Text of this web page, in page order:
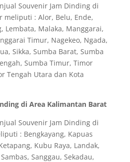
Souvenir Jam Dinding di
meliputi : Alor, Belu, Ende,
Lembata, Malaka, Manggarai,
Timur, Nagekeo, Ngada,
Sikka, Sumba Barat, Sumba
Sumba Timur, Timor
Tengah Utara dan Kota
di Area Kalimantan Barat
Souvenir Jam Dinding di
: Bengkayang, Kapuas
Kubu Raya, Landak,
Sanggau, Sekadau,